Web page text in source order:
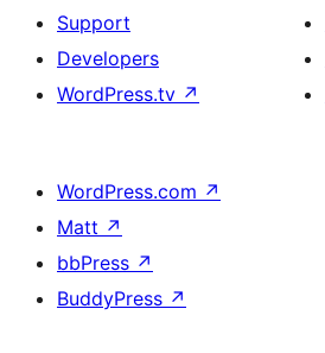
Support
Developers
WordPress.tv ↗
WordPress.com ↗
Matt ↗
bbPress ↗
BuddyPress ↗